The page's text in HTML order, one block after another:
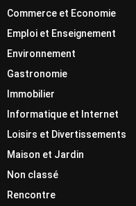
Commerce et Economie
Emploi et Enseignement
Environnement
Gastronomie
Immobilier
Informatique et Internet
Loisirs et Divertissements
Maison et Jardin
Non classé
Rencontre